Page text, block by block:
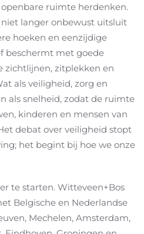
ruimte herdenken.
langer onbewust uitsluit
hoeken en eenzijdige
beschermt met goede
zichtlijnen, zitplekken en
als veiligheid, zorg en
als snelheid, zodat de ruimte
kinderen en mensen van
debat over veiligheid stopt
het begint bij hoe we onze
te starten. Witteveen+Bos
Belgische en Nederlandse
Mechelen, Amsterdam,